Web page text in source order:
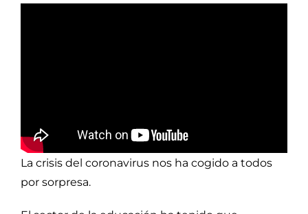
La crisis del coronavirus nos ha cogido a todos
por sorpresa.